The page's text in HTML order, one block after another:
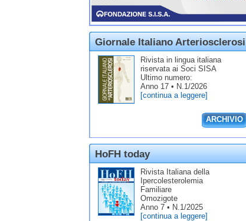
Giornale Italiano Arteriosclerosi
Rivista in lingua italiana
riservata ai Soci SISA
Ultimo numero:
Anno 17 • N.1/2026
[continua a leggere]
ARCHIVIO
HoFH today
Rivista Italiana della
Ipercolesterolemia
Familiare
Omozigote
Anno 7 • N.1/2025
[continua a leggere]